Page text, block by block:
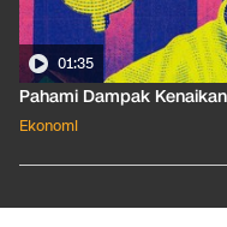
01:35
Pahami Dampak
Ekonomi